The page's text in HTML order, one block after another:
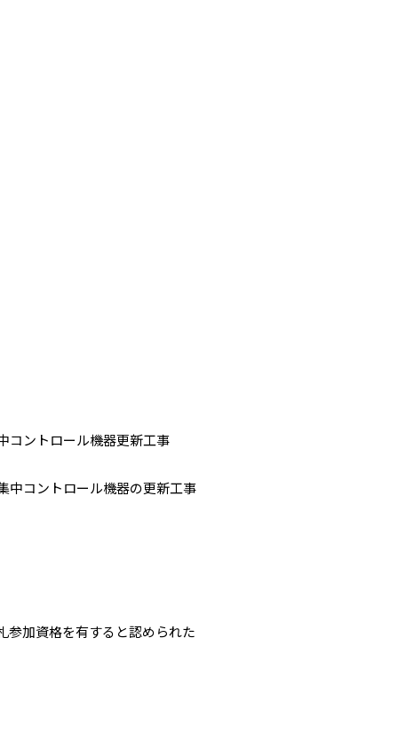
トロール機器更新工事
ントロール機器の更新工事
参加資格を有すると認められた